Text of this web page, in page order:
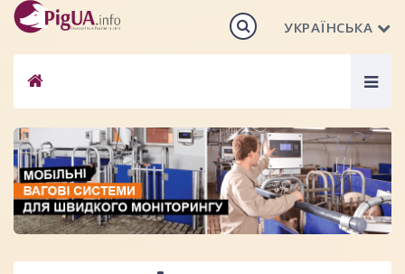
УКРАЇНСЬКА